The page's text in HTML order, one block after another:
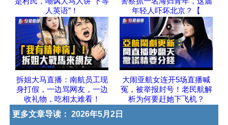
人英语”！
年轻人吓坏北京？【
拆姐大马直播：南航员工现
身打假，一边骂网友，一边
收礼物，吃相太难看！
大闹亚航女连开5场直播喊
冤，被举报封号！老民航解
析为何要赶她下飞机？
更多文章导读： 2026年5月2日